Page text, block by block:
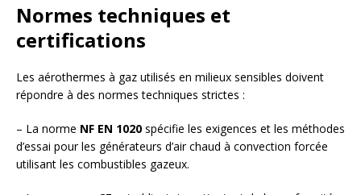
Normes techniques et
certifications
Les aérothermes à gaz utilisés en milieux sensibles doivent
répondre à des normes techniques strictes :
– La norme NF EN 1020 spécifie les exigences et les méthodes
d’essai pour les générateurs d’air chaud à convection forcée
utilisant les combustibles gazeux.